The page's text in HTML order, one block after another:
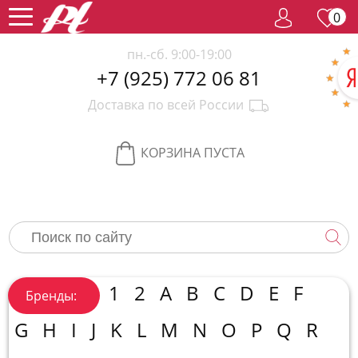
0
пн.-сб. 9:00-19:00
+7 (925) 772 06 81
Доставка по всей России
КОРЗИНА ПУСТА
Бренды: 1 2 A B C D E
F
G
H I J K L M N O P Q
R
Женский
парфюм
Мужской
парфюм
Селективный
косметика
Новинки
Хиты
продаж
Спецпредложение